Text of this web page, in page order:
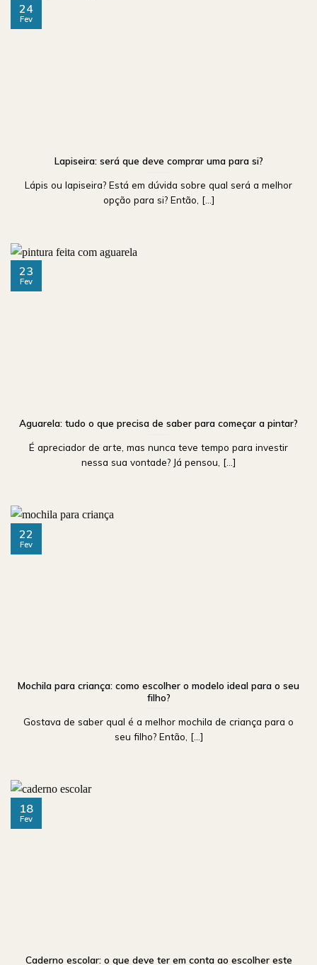
Lapiseira: será que deve comprar uma para si?
Lápis ou lapiseira? Está em dúvida sobre qual será a melhor
opção para si? Então, [...]
24
Fev
Aguarela: tudo o que precisa de saber para começar a pintar?
É apreciador de arte, mas nunca teve tempo para investir
nessa sua vontade? Já pensou, [...]
23
Fev
Mochila para criança: como escolher o modelo ideal para o seu
filho?
Gostava de saber qual é a melhor mochila de criança para o
seu filho? Então, [...]
22
Fev
Caderno escolar: o que deve ter em conta ao escolher este
18
Fev